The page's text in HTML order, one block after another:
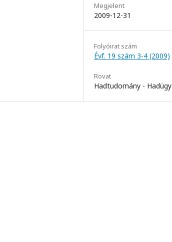
Megjelent
2009-12-31
Folyóirat szám
Évf. 19 szám 3-4 (2009)
Rovat
Hadtudomány - Hadügy